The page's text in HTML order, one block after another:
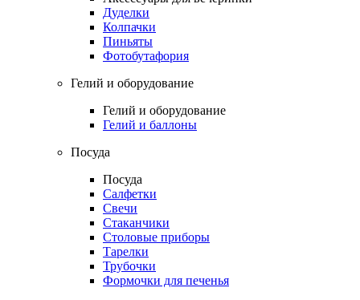
Дуделки
Колпачки
Пиньяты
Фотобутафория
Гелий и оборудование
Гелий и оборудование
Гелий и баллоны
Посуда
Посуда
Салфетки
Свечи
Стаканчики
Столовые приборы
Тарелки
Трубочки
Формочки для печенья